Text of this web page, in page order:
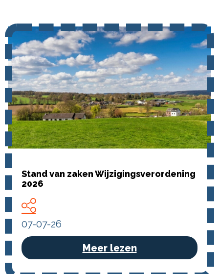
Stand van zaken Wijzigingsverordening
2026
Meer lezen
07-07-26